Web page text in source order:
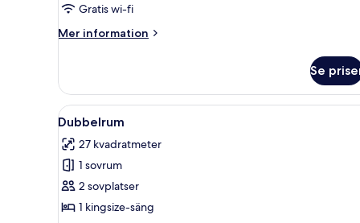
Gratis wi-fi
Mer information
Mer
dubbelrum
Se
Öppna
alla
foton
för
Dubbelrum
Ett sovrum med en stor säng,
2
Dubbelrum
27 kvadratmeter
1 sovrum
2 sovplatser
1 kingsize-säng